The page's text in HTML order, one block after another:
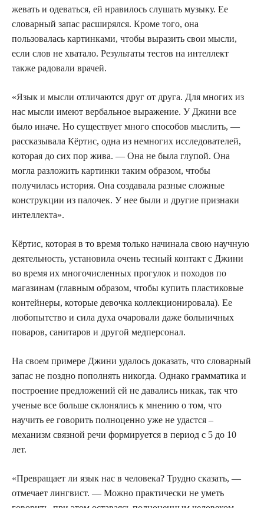
жевать и одеваться, ей нравилось слушать музыку. Ее
словарный запас расширялся. Кроме того, она
пользовалась картинками, чтобы выразить свои мысли,
если слов не хватало. Результаты тестов на интеллект
также радовали врачей.
«Язык и мысли отличаются друг от друга. Для многих из
нас мысли имеют вербальное выражение. У Джини все
было иначе. Но существует много способов мыслить, —
рассказывала Кёртис, одна из немногих исследователей,
которая до сих пор жива. — Она не была глупой. Она
могла разложить картинки таким образом, чтобы
получилась история. Она создавала разные сложные
конструкции из палочек. У нее были и другие признаки
интеллекта».
Кёртис, которая в то время только начинала свою научную
деятельность, установила очень тесный контакт с Джини
во время их многочисленных прогулок и походов по
магазинам (главным образом, чтобы купить пластиковые
контейнеры, которые девочка коллекционировала). Ее
любопытство и сила духа очаровали даже больничных
поваров, санитаров и другой медперсонал.
На своем примере Джини удалось доказать, что словарный
запас не поздно пополнять никогда. Однако грамматика и
построение предложений ей не давались никак, так что
ученые все больше склонялись к мнению о том, что
научить ее говорить полноценно уже не удастся –
механизм связной речи формируется в период с 5 до 10
лет.
«Превращает ли язык нас в человека? Трудно сказать, —
отмечает лингвист. — Можно практически не уметь